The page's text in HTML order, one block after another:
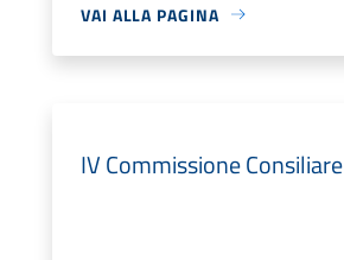
VAI ALLA PAGINA
IV Commissione Consiliare